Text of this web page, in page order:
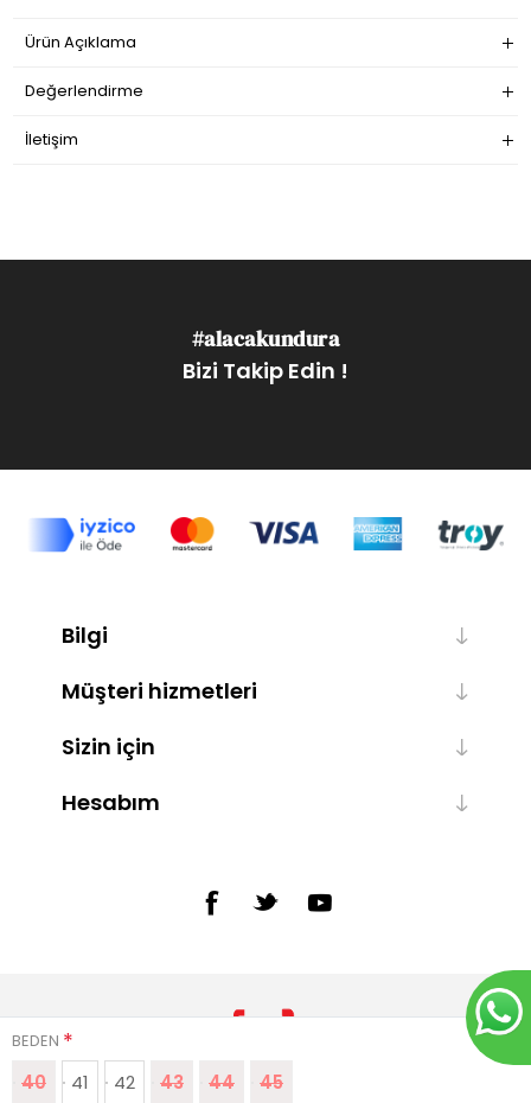
BEDEN *
40 41 42 43 44 45
Ürün Açıklama
Değerlendirme
İletişim
#alacakundura
Bizi Takip Edin !
Bilgi
Müşteri hizmetleri
Sizin için
Hesabım